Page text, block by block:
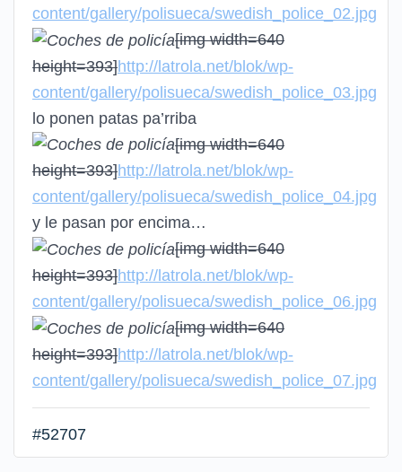
content/gallery/polisueca/swedish_police_02.jpg
[img width=640
height=393]http://latrola.net/blok/wp-
content/gallery/polisueca/swedish_police_03.jpg
lo ponen patas pa’rriba
[img width=640
height=393]http://latrola.net/blok/wp-
content/gallery/polisueca/swedish_police_04.jpg
y le pasan por encima…
[img width=640
height=393]http://latrola.net/blok/wp-
content/gallery/polisueca/swedish_police_06.jpg
[img width=640
height=393]http://latrola.net/blok/wp-
content/gallery/polisueca/swedish_police_07.jpg
#52707